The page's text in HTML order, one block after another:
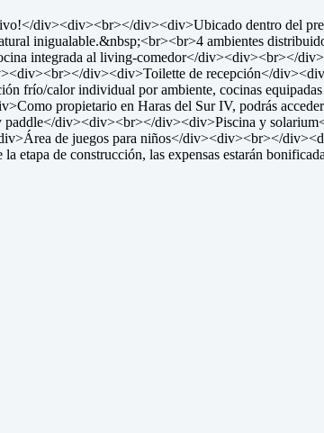
div><div><br></div><div>Ubicado dentro del
inigualable.&nbsp;<br><br>4 ambientes
integrada al living-comedor</div><div><br></
div><div>Toilette de recepción</
frío/calor individual por ambiente, cocinas equipadas
propietario en Haras del Sur IV, podrás
div><div><br></div><div>Piscina y
de juegos para niños</div><div><br></
de construcción, las expensas estarán